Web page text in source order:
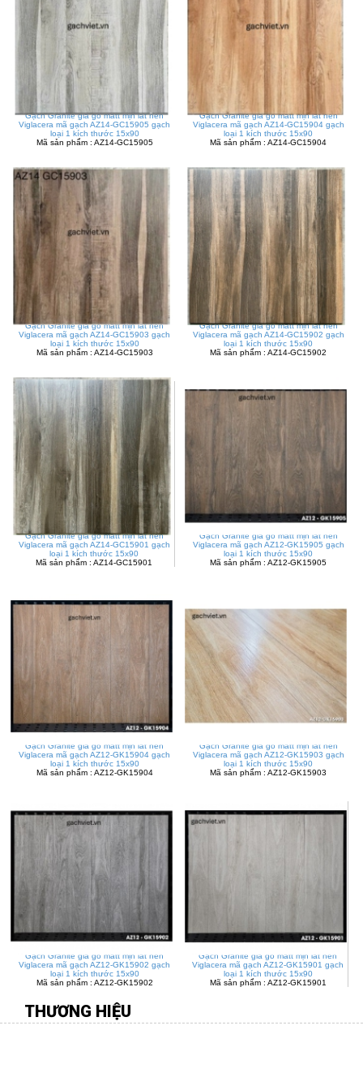
Gạch Granite giả gỗ matt mịn lát nền
Viglacera mã gạch AZ14-GC15905 gạch
loại 1 kích thước 15x90
Mã sản phẩm : AZ14-GC15905
Gạch Granite giả gỗ matt mịn lát nền
Viglacera mã gạch AZ14-GC15904 gạch
loại 1 kích thước 15x90
Mã sản phẩm : AZ14-GC15904
Gạch Granite giả gỗ matt mịn lát nền
Viglacera mã gạch AZ14-GC15903 gạch
loại 1 kích thước 15x90
Mã sản phẩm : AZ14-GC15903
Gạch Granite giả gỗ matt mịn lát nền
Viglacera mã gạch AZ14-GC15902 gạch
loại 1 kích thước 15x90
Mã sản phẩm : AZ14-GC15902
Gạch Granite giả gỗ matt mịn lát nền
Viglacera mã gạch AZ14-GC15901 gạch
loại 1 kích thước 15x90
Mã sản phẩm : AZ14-GC15901
Gạch Granite giả gỗ matt mịn lát nền
Viglacera mã gạch AZ12-GK15905 gạch
loại 1 kích thước 15x90
Mã sản phẩm : AZ12-GK15905
Gạch Granite giả gỗ matt mịn lát nền
Viglacera mã gạch AZ12-GK15904 gạch
loại 1 kích thước 15x90
Mã sản phẩm : AZ12-GK15904
Gạch Granite giả gỗ matt mịn lát nền
Viglacera mã gạch AZ12-GK15903 gạch
loại 1 kích thước 15x90
Mã sản phẩm : AZ12-GK15903
Gạch Granite giả gỗ matt mịn lát nền
Viglacera mã gạch AZ12-GK15902 gạch
loại 1 kích thước 15x90
Mã sản phẩm : AZ12-GK15902
Gạch Granite giả gỗ matt mịn lát nền
Viglacera mã gạch AZ12-GK15901 gạch
loại 1 kích thước 15x90
Mã sản phẩm : AZ12-GK15901
THƯƠNG HIỆU